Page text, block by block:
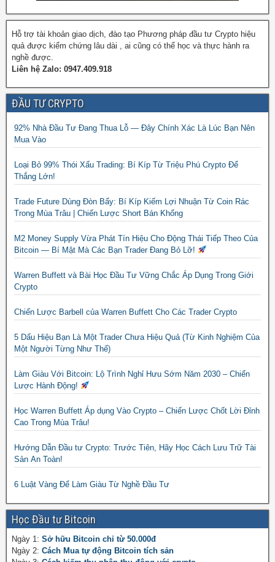
Hỗ trợ tài khoản giao dịch, đào tạo Phương pháp đầu tư Crypto hiệu
quả được kiểm chứng lâu dài , ai cũng có thể học và thực hành ra
nghề được.
Liên hệ Zalo: 0947.409.918
ĐẦU TƯ CRYPTO
92% Nhà Đầu Tư Đang Thua Lỗ — Đây Chính Xác Là Lúc Bạn Nên
Mua Vào
Loại Bỏ 99% Thói Xấu Trading: Bí Kíp Từ Triệu Phú Crypto Để
Thắng Lớn!
Trade Future Dùng Đòn Bẩy: Bí Kíp Kiếm Lợi Nhuận Từ Coin Rác
Trong Mùa Trâu | Chiến Lược Short Bán Khống
M2 Money Supply Vừa Phát Tín Hiệu Cho Động Thái Tiếp Theo Của
Bitcoin — Bí Mật Mà Các Bạn Trader Đang Bỏ Lỡ!
Warren Buffett và Bài Học Đầu Tư Vững Chắc Áp Dụng Trong Giới
Crypto
Chiến Lược Barbell của Warren Buffett Cho Các Trader Crypto
5 Dấu Hiệu Bạn Là Một Trader Chưa Hiệu Quả (Từ Kinh Nghiệm Của
Một Người Từng Như Thế)
Làm Giàu Với Bitcoin: Lộ Trình Nghỉ Hưu Sớm Năm 2030 – Chiến
Lược Hành Động!
Học Warren Buffett Áp dụng Vào Crypto – Chiến Lược Chốt Lời Đỉnh
Cao Trong Mùa Trâu!
Hướng Dẫn Đầu tư Crypto: Trước Tiên, Hãy Học Cách Lưu Trữ Tài
Sản An Toàn!
6 Luật Vàng Để Làm Giàu Từ Nghề Đầu Tư
Học Đầu tư Bitcoin
Ngày 1: Sở hữu Bitcoin chỉ từ 50.000đ
Ngày 2: Cách Mua tự động Bitcoin tích sản